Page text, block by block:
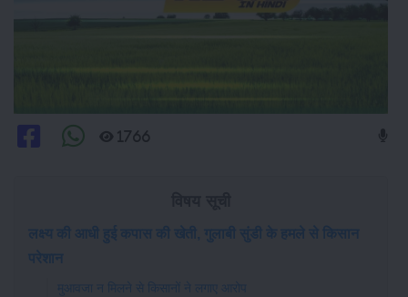
1766
लक्ष्य की आधी हुई कपास की खेती, गुलाबी सुंडी के हमले से किसान
परेशान
मुआवजा न मिलने से किसानों ने लगाए आरोप